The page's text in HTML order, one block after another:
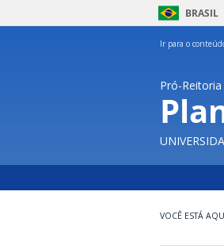
BRASIL
Ir para o
Pró-Reitoria